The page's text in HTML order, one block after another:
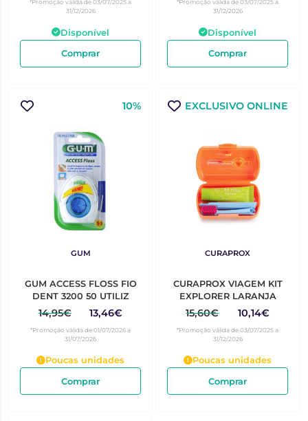
*Promoção válida de 03/07/2025 a
31/12/2026
Disponível
Comprar
*Promoção válida de 03/07/2025 a
31/12/2026
Disponível
Comprar
10%
GUM
GUM ACCESS FLOSS FIO
DENT 3200 50 UTILIZ
14,95€ 13,46€
*Promoção válida de 01/07/2026 a
31/07/2026
Poucas unidades
Comprar
EXCLUSIVO ONLINE
CURAPROX
CURAPROX VIAGEM KIT
EXPLORER LARANJA
15,60€ 10,14€
*Promoção válida de 03/07/2025 a
31/12/2026
Poucas unidades
Comprar